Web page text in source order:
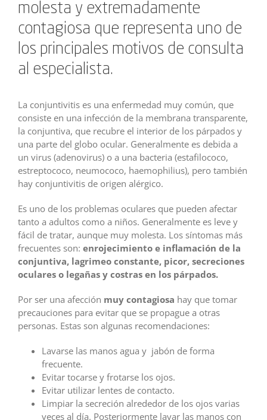
molesta y extremadamente
contagiosa que representa uno de
los principales motivos de consulta
al especialista.
La conjuntivitis es una enfermedad muy común, que
consiste en una infección de la membrana transparente,
la conjuntiva, que recubre el interior de los párpados y
una parte del globo ocular. Generalmente es debida a
un virus (adenovirus) o a una bacteria (estafilococo,
estreptococo, neumococo, haemophilius), pero también
hay conjuntivitis de origen alérgico.
Es uno de los problemas oculares que pueden afectar
tanto a adultos como a niños. Generalmente es leve y
fácil de tratar, aunque muy molesta. Los síntomas más
frecuentes son: enrojecimiento e inflamación de la
conjuntiva, lagrimeo constante, picor, secreciones
oculares o legañas y costras en los párpados.
Por ser una afección muy contagiosa hay que tomar
precauciones para evitar que se propague a otras
personas. Estas son algunas recomendaciones:
Lavarse las manos agua y jabón de forma
frecuente.
Evitar tocarse y frotarse los ojos.
Evitar utilizar lentes de contacto.
Limpiar la secreción alrededor de los ojos varias
veces al día. Posteriormente lavar las manos con